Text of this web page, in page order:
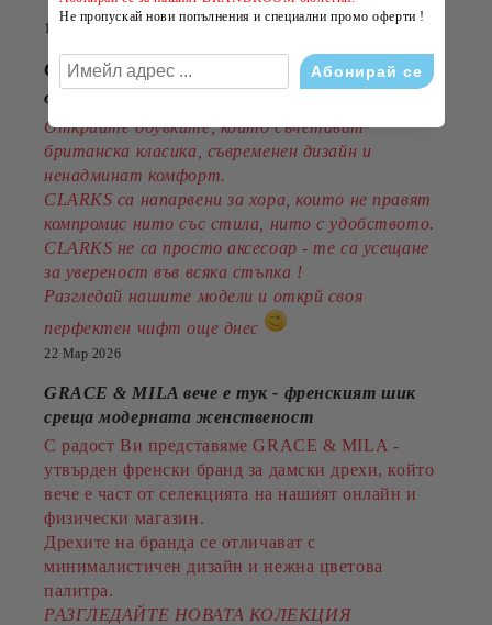
14 Юли 2026
CLARKS - стил, комфорт и традиция
от 1825година
Открийте обувките, които съчетават
британска класика, съвременен дизайн и
ненадминат комфорт.
CLARKS са напарвени за хора, които не правят
компромис нито със стила, нито с удобството.
CLARKS не са просто аксесоар - те са усещане
за увереност във всяка стъпка !
Разгледай нашите модели и открй своя
перфектен чифт още днес
22 Мар 2026
GRACE & MILA вече е тук - френският шик
среща модерната женственост
С радост Ви представяме GRACE & MILA -
утвърден френски бранд за дамски дрехи, който
вече е част от селекцията на нашият онлайн и
физически магазин.
Дрехите на бранда се отличават с
минималистичен дизайн и нежна цветова
палитра.
РАЗГЛЕДАЙТЕ НОВАТА КОЛЕКЦИЯ
Не пропускай нови попълнения и специални промо оферти !